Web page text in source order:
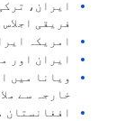
ایران،
فریقی اجلاس
امریکہ
ایران اور
ویانا میں
خارجہ سے
افغانستان